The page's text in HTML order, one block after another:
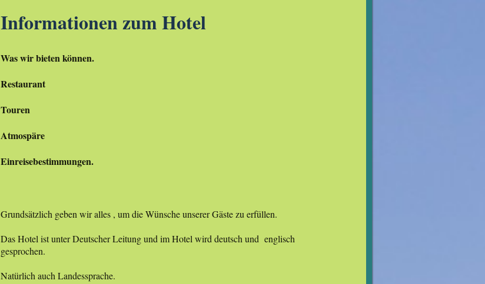
Informationen zum Hotel
Was wir bieten können.
Restaurant
Touren
Atmospäre
Einreisebestimmungen.
Grundsätzlich geben wir alles , um die Wünsche unserer Gäste zu erfüllen.
Das Hotel ist unter Deutscher Leitung und im Hotel wird deutsch und englisch
gesprochen.
Natürlich auch Landessprache.